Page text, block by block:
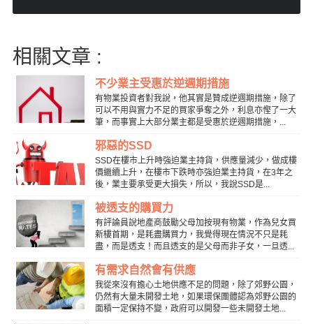
相關文章 :
不少業主受惠於逆週期措施
有物業投資者對我說，他其實是贊成逆週期措施，除了
可以不用與實力不足的買家爭奪之外，利息亦慳了一大
筆，而事實上大部分業主都是受惠於逆週期措施，...
邪惡的SSD
SSD在樓市上升時強迫業主持貨，供應量減少，做成樓
價繼續上升，在樓市下跌時亦強迫業主持貨，在3年之
後，業主要承受更大損失，所以，我說SSD是...
被透支的購買力
有評論員說地產商鼓勵父母加按現有物業，作為兒女買
新樓首期，是耗盡購買力，我覺得現在情況不只是耗
盡，而是透支！而且透支的是父母而非子女，一旦透...
有需求自然會有供應
我從來沒有擔心土地供應不足的問題，除了郊野公園，
仍然有大量未開發土地，如果環保團體認為郊野公園的
面積一定保持不變，政府可以開發一些未開發土地...